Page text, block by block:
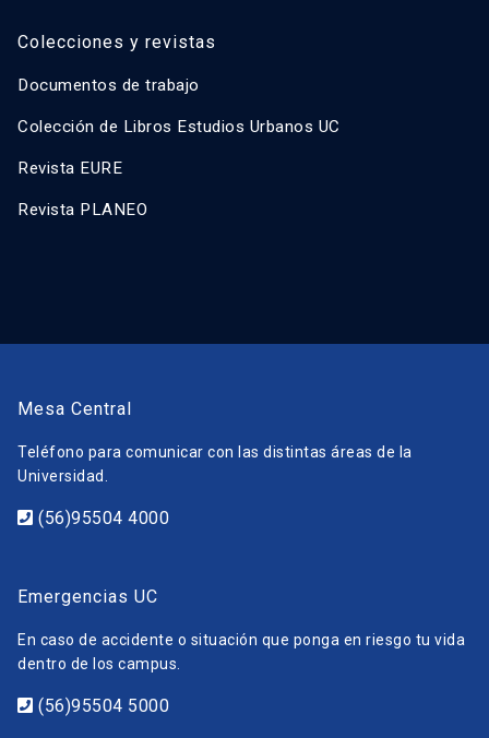
Colecciones y revistas
Documentos de trabajo
Colección de Libros Estudios Urbanos UC
Revista EURE
Revista PLANEO
Mesa Central
Teléfono para comunicar con las distintas áreas de la
Universidad.
(56)95504 4000
Emergencias UC
En caso de accidente o situación que ponga en riesgo tu vida
dentro de los campus.
(56)95504 5000